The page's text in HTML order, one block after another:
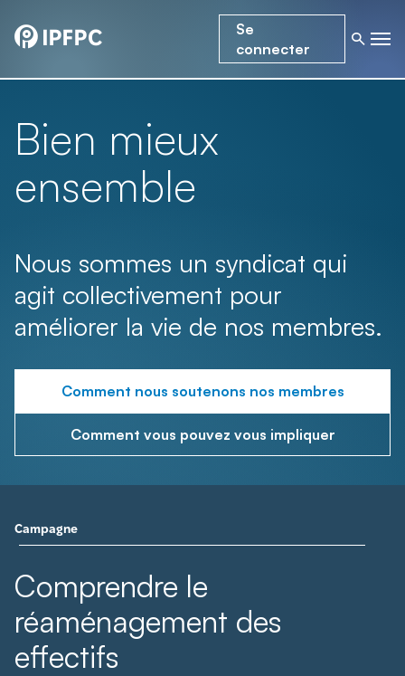
Se
connecter
Bien mieux
ensemble
Nous sommes un syndicat qui
agit collectivement pour
améliorer la vie de nos membres.
Comment nous soutenons nos membres
Comment vous pouvez vous impliquer
Campagne
Comprendre le
réaménagement des
effectifs